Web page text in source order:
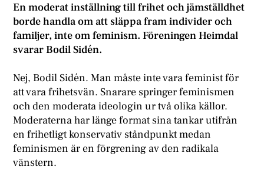
En moderat inställning till frihet och jämställdhet
borde handla om att släppa fram individer och
familjer, inte om feminism. Föreningen Heimdal
svarar Bodil Sidén.
Nej, Bodil Sidén. Man måste inte vara feminist för
att vara frihetsvän. Snarare springer feminismen
och den moderata ideologin ur två olika källor.
Moderaterna har länge format sina tankar utifrån
en frihetligt konservativ ståndpunkt medan
feminismen är en förgrening av den radikala
vänstern.